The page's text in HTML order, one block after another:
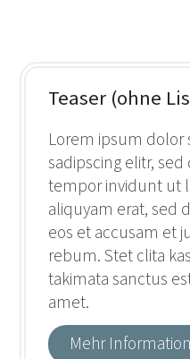
Teaser (ohne
Lorem ipsum
sadipscing elitr,
tempor invidunt ut
aliquyam erat, sed
eos et accusam et
rebum. Stet clita
takimata sanctus
amet.
Mehr